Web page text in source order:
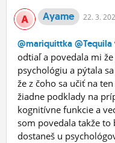
Ayame 22. 3.
@mariquittka @Tequila
odtiaľ a povedala mi
psychológiu a pýtala
že z čoho sa učiť na
žiadne podklady na
kognitívne funkcie a
som povedala takže to
dostaneš u